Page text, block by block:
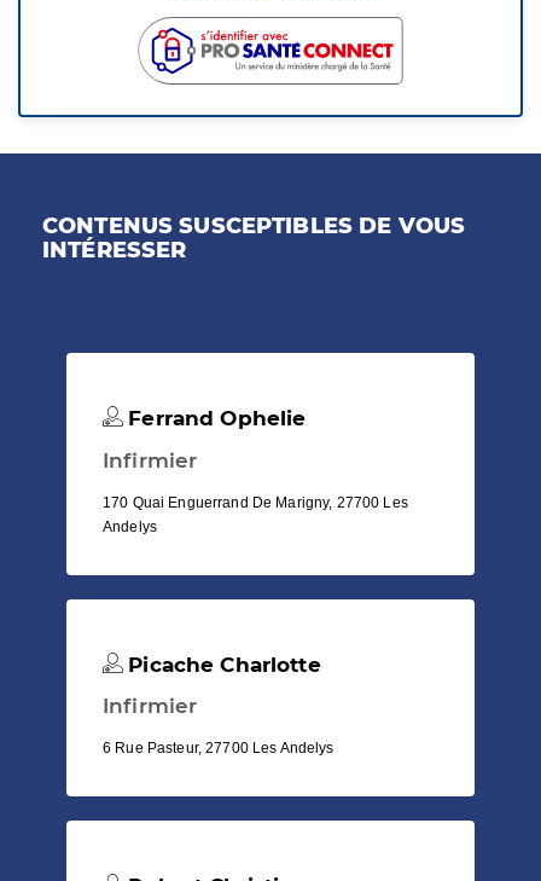
CONTENUS SUSCEPTIBLES DE VOUS
INTÉRESSER
Ferrand Ophelie
Infirmier
170 Quai Enguerrand De Marigny, 27700 Les
Andelys
Picache Charlotte
Infirmier
6 Rue Pasteur, 27700 Les Andelys